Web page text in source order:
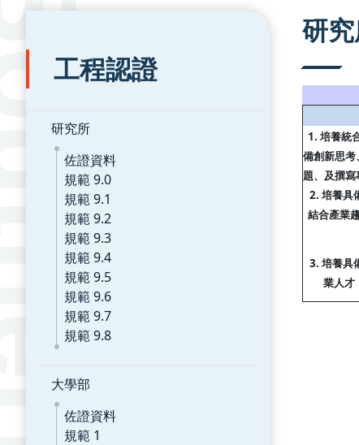
:::
工程認證
研究所
佐證資料
規範 9.0
規範 9.1
規範 9.2
規範 9.3
規範 9.4
規範 9.5
規範 9.6
規範 9.7
規範 9.8
大學部
佐證資料
規範 1
研
1. 培養統
備創新思
題、及撰寫
2. 培養具
結合產業
3. 培養具
業人才